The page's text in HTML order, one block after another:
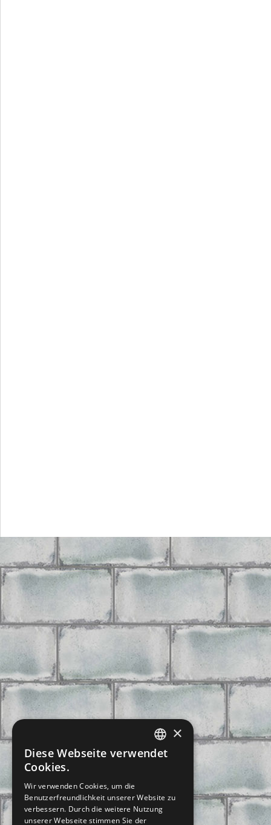
CZECH
GERMAN
×
Diese Webseite verwendet
Cookies.
Wir verwenden Cookies, um die
Benutzerfreundlichkeit unserer Website zu
verbessern. Durch die weitere Nutzung
unserer Webseite stimmen Sie der